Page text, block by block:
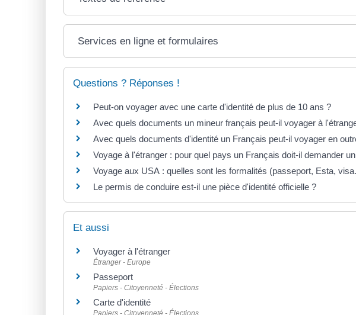
Services en ligne et formulaires
Questions ? Réponses !
Peut-on voyager avec une carte d'identité de plus de 10 ans ?
Avec quels documents un mineur français peut-il voyager à
Avec quels documents d'identité un Français peut-il voyager en
Voyage à l'étranger : pour quel pays un Français doit-il demander
Voyage aux USA : quelles sont les formalités (passeport, Esta,
Le permis de conduire est-il une pièce d'identité officielle ?
Et aussi
Voyager à l'étranger
Étranger - Europe
Passeport
Papiers - Citoyenneté - Élections
Carte d'identité
Papiers - Citoyenneté - Élections